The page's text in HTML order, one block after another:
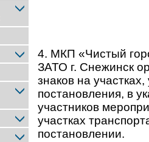
4. МКП «Чистый
ЗАТО г. Снежинск
знаков на
постановления, в
участников
участках
постановлении.